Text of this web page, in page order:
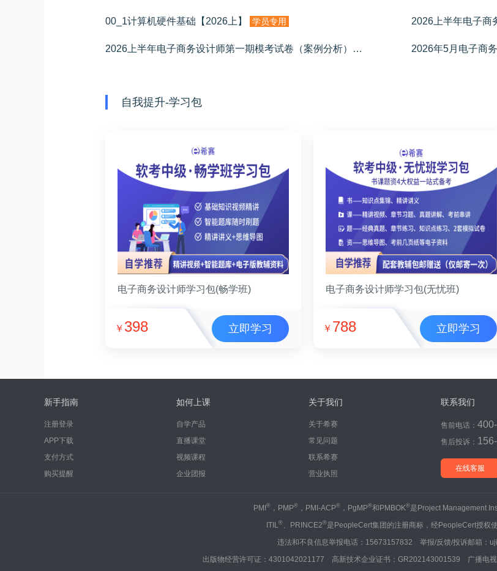
00_1计算机硬件基础【2026上】 学员专用
2026上半年电子商务设计师第一期模考试卷（案例分析）学员专用 2026年5月电子商
自我提升-学习包
电子商务设计师学习包(畅学班)
￥ 398 立即学习
电子商务设计师学习包(无忧班)
￥ 788 立即学习
新手指南
注册登录
APP下载
支付方式
购买提醒
如何上课
自学产品
直播课堂
视频课程
企业团报
关于我们
关于希赛
常见问题
联系希赛
营业执照
联系我们
售前电话：
售后投诉：
在线客服
PMI®，PMP®，PMI-ACP®，PgMP®和PMBOK®是Project Management
ITIL®、PRINCE2®是PeopleCert集团的注册商标，经PeopleCert授权
违法和不良信息举报电话：15673157832 举报/反馈/投诉邮箱：
出版物经营许可证：4301042021177 高新技术企业证书：GR202143001539 广播电